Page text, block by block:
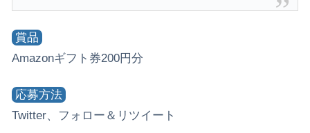
賞品
Amazonギフト券200円分
応募方法
Twitter、フォロー＆リツイート